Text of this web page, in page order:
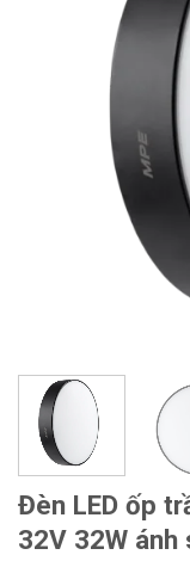
Đèn LED ốp
32V 32W ánh